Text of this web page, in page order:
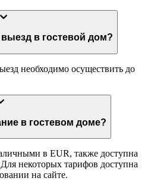
В какое время заезд и выезд в гостевой дом?
необходимо осуществить до
Как оплатить проживание в гостевом доме?
в EUR, также доступна
некоторых тарифов доступна
на сайте.